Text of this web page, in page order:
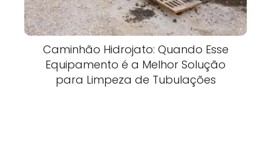
Caminhão Hidrojato: Quando Esse
Equipamento é a Melhor Solução
para Limpeza de Tubulações